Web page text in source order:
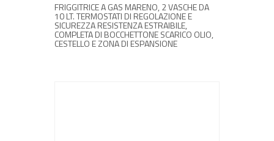
FRIGGITRICE A GAS MARENO, 2 VASCHE DA
10 LT. TERMOSTATI DI REGOLAZIONE E
SICUREZZA RESISTENZA ESTRAIBILE,
COMPLETA DI BOCCHETTONE SCARICO OLIO,
CESTELLO E ZONA DI ESPANSIONE